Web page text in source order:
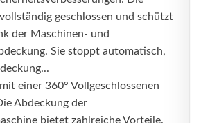
geschlossen und schützt
der Maschinen- und
Sie stoppt automatisch,
einer 360° Vollgeschlossenen
Abdeckung der
bietet zahlreiche Vorteile.